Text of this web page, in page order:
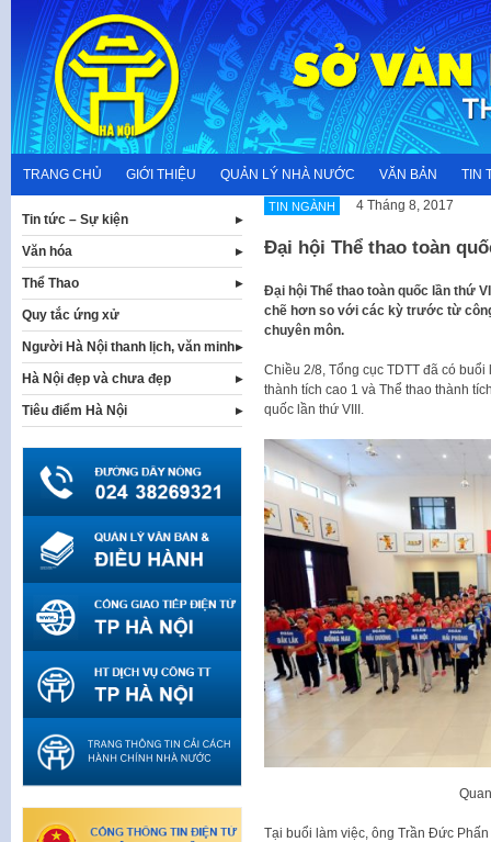
content
TRANG CHỦ GIỚI THIỆU QUẢN LÝ NHÀ NƯỚC VĂN BẢN TIN
TIN NGÀNH 4 Tháng 8, 2017
Đại hội Thể thao toàn
Đại hội Thể thao toàn quốc lần thứ
chẽ hơn so với các kỳ trước từ
chuyên môn.
Chiều 2/8, Tổng cục TDTT đã có
thành tích cao 1 và Thể thao thành
quốc lần thứ VIII.
Tại buổi làm việc, ông Trần Đức
Tin tức – Sự kiện
Văn hóa
Thể Thao
Quy tắc ứng xử
Người Hà Nội thanh lịch, văn minh
Hà Nội đẹp và chưa đẹp
Tiêu điểm Hà Nội